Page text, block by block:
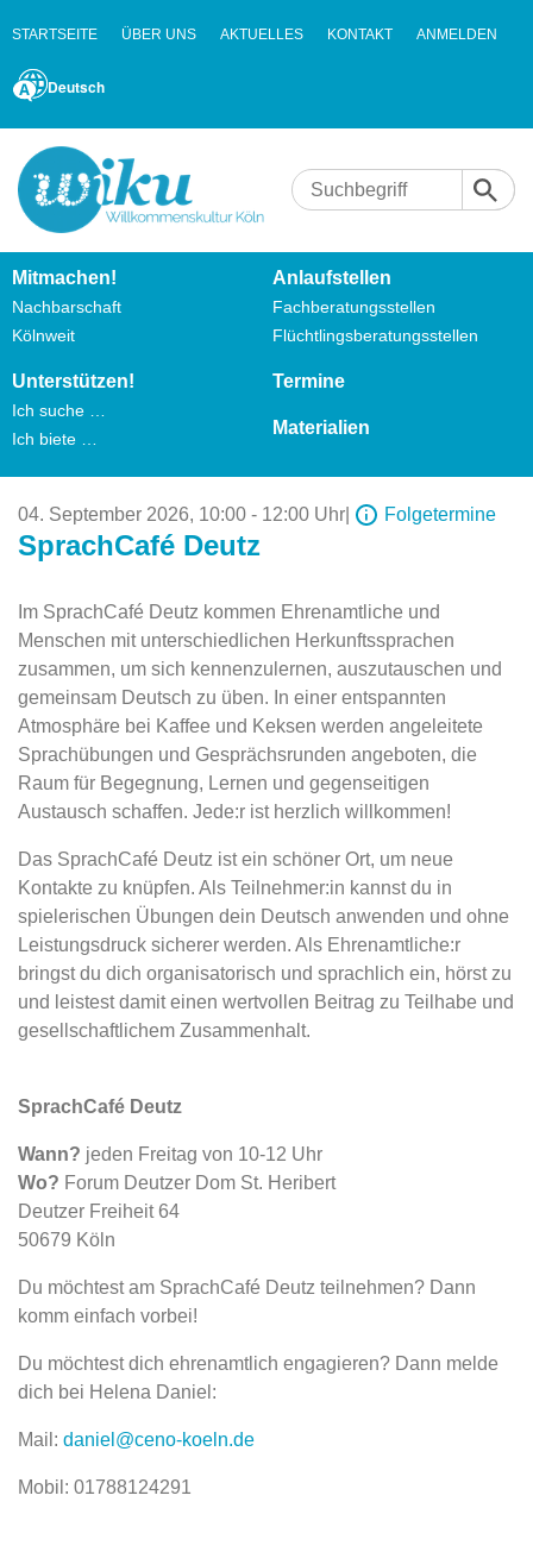
STARTSEITE ÜBER UNS AKTUELLES KONTAKT ANMELDEN
Deutsch
Mitmachen!
Nachbarschaft
Kölnweit
Anlaufstellen
Fachberatungsstellen
Flüchtlingsberatungsstellen
Unterstützen!
Ich suche …
Ich biete …
Termine
Materialien
04. September 2026, 10:00 - 12:00 Uhr Folgetermine
SprachCafé Deutz
Im SprachCafé Deutz kommen Ehrenamtliche und
Menschen mit unterschiedlichen Herkunftssprachen
zusammen, um sich kennenzulernen, auszutauschen und
gemeinsam Deutsch zu üben. In einer entspannten
Atmosphäre bei Kaffee und Keksen werden angeleitete
Sprachübungen und Gesprächsrunden angeboten, die
Raum für Begegnung, Lernen und gegenseitigen
Austausch schaffen. Jede:r ist herzlich willkommen!
Das SprachCafé Deutz ist ein schöner Ort, um neue
Kontakte zu knüpfen. Als Teilnehmer:in kannst du in
spielerischen Übungen dein Deutsch anwenden und ohne
Leistungsdruck sicherer werden. Als Ehrenamtliche:r
bringst du dich organisatorisch und sprachlich ein, hörst zu
und leistest damit einen wertvollen Beitrag zu Teilhabe und
gesellschaftlichem Zusammenhalt.
SprachCafé Deutz
Wann? jeden Freitag von 10-12 Uhr
Wo? Forum Deutzer Dom St. Heribert
Deutzer Freiheit 64
50679 Köln
Du möchtest am SprachCafé Deutz teilnehmen? Dann
komm einfach vorbei!
Du möchtest dich ehrenamtlich engagieren? Dann melde
dich bei Helena Daniel:
Mail: daniel@ceno-koeln.de
Mobil: 01788124291